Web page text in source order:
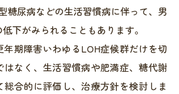
糖尿病などの生活習慣病に伴って、男
下がみられることもあります。
年期障害いわゆるLOH症候群だけを切
はなく、生活習慣病や肥満症、糖代謝
合的に評価し、治療方針を検討しま